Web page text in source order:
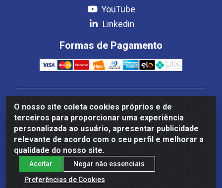
O nosso site coleta cookies próprios e de
terceiros para proporcionar uma experiência
personalizada ao usuário, apresentar publicidade
relevante de acordo com o seu perfil e melhorar a
qualidade do nosso site.
Aceitar
Negar não essenciais
Preferências de Cookies
YouTube
Linkedin
Formas de Pagamento
Estrela Distribuição LTDA - CNPJ 08.691.096/0001-93 -
Setor Setor de Industria Qi 22 Lt 7, 9, 11, 13, 14 Ao 32,
S/NC - Setor Industrial Ceilândia, Brasília/DF - CEP
72265-220